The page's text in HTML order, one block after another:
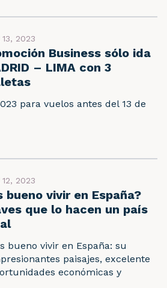
2023
Business sólo ida
– LIMA con 3
para vuelos antes del 13 de
2023
bueno vivir en España?
que lo hacen un país
bueno vivir en España: su
paisajes, excelente
económicas y